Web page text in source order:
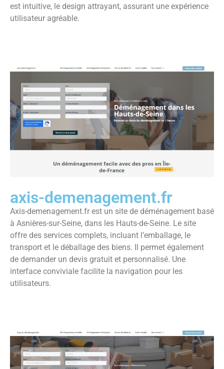
est intuitive, le design attrayant, assurant une expérience
utilisateur agréable.
axis-demenagement.fr
Axis-demenagement.fr est un site de déménagement basé
à Asnières-sur-Seine, dans les Hauts-de-Seine. Le site
offre des services complets, incluant l’emballage, le
transport et le déballage des biens. Il permet également
de demander un devis gratuit et personnalisé. Une
interface conviviale facilite la navigation pour les
utilisateurs.